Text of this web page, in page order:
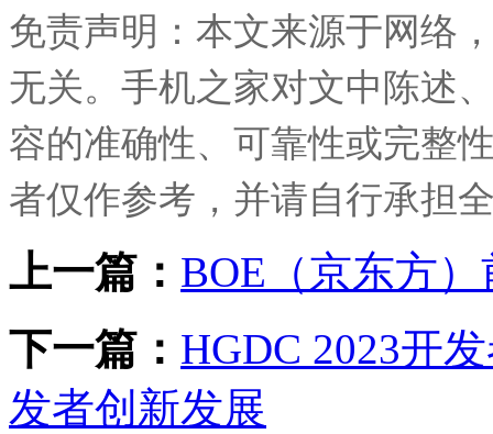
免责声明：本文来源于网络
无关。手机之家对文中陈述
容的准确性、可靠性或完整
者仅作参考，并请自行承担
上一篇： BOE（京东方
下一篇： HGDC 2023开
发者创新发展